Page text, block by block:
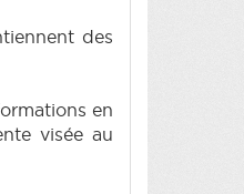
des
en
visée au